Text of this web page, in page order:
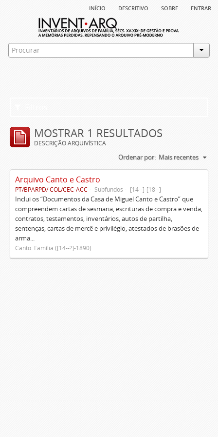
início descritivo sobre entrar
MOSTRAR 1 RESULTADOS
DESCRIÇÃO ARQUIVÍSTICA
Ordenar por: Mais recentes
Arquivo Canto e Castro
PT/BPARPD/ COL/CEC-ACC Subfundos [14--]-[18--]
Inclui os “Documentos da Casa de Miguel Canto e Castro” que
compreendem cartas de sesmaria, escrituras de compra e venda,
contratos, testamentos, inventários, autos de partilha,
sentenças, cartas de mercê e privilégio, atestados de brasões de
arma...
Canto. Família ([14--?]-1890)